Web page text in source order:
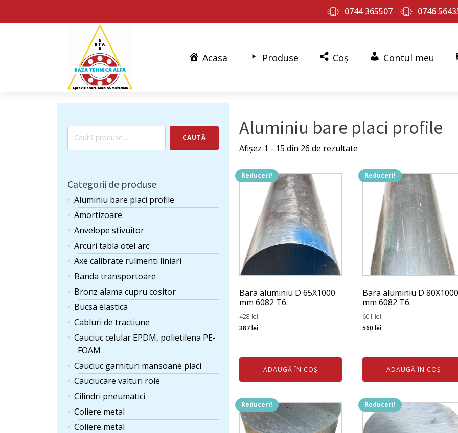
0744 365507 0746
Acasa Produse Coș Contul meu
Caută
CAUTĂ
Categorii de produse
Aluminiu bare placi profile
Amortizoare
Anvelope stivuitor
Arcuri tabla otel arc
Axe calibrate rulmenti liniari
Banda transportoare
Bronz alama cupru cositor
Bucsa elastica
Cabluri de tractiune
Cauciuc celular EPDM, polietilena PE-
FOAM
Cauciuc garnituri mansoane placi
Cauciucare valturi role
Cilindri pneumatici
Coliere metal
Coliere metal
Aluminiu bare placi profile
Afișez 1 - 15 din 26 de rezultate
Reduceri!
Bara aluminiu D 65X1000
mm 6082 T6.
428lei
Prețul
428 lei.
387leiPrețul
387 lei.
ADAUGĂ ÎN COȘ
Reduceri!
Bara aluminiu D
mm 6082 T6.
601lei
Prețul
601 lei.
560leiPrețul
560 lei.
ADAUGĂ ÎN COȘ
Reduceri! Reduceri!